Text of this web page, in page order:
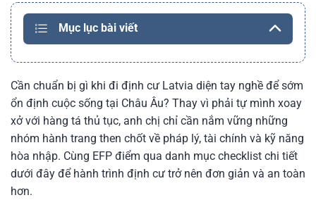
Mục lục bài viết
Cần chuẩn bị gì khi đi định cư Latvia diện tay nghề để sớm
ổn định cuộc sống tại Châu Âu? Thay vì phải tự mình xoay
xở với hàng tá thủ tục, anh chị chỉ cần nắm vững những
nhóm hành trang then chốt về pháp lý, tài chính và kỹ năng
hòa nhập. Cùng EFP điểm qua danh mục checklist chi tiết
dưới đây để hành trình định cư trở nên đơn giản và an toàn
hơn.